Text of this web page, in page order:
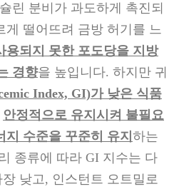
린 분비가 과도하게 촉진되
게 떨어뜨려 금방 허기를 느
용되지 못한 포도당을 지방
경향을 높입니다. 하지만 귀
Index, GI)가 낮은 식품
안정적으로 유지시켜 불필요
수준을 꾸준히 유지 하는
종류에 따라 GI 지수는 다
낮고, 인스턴트 오트밀로